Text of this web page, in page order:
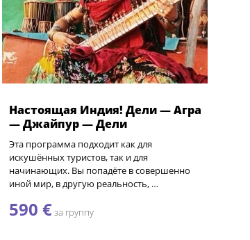
Настоящая Индия! Дели — Агра
— Джайпур — Дели
Эта программа подходит как для
искушённых туристов, так и для
начинающих. Вы попадёте в совершенно
иной мир, в другую реальность, …
590 €за группу